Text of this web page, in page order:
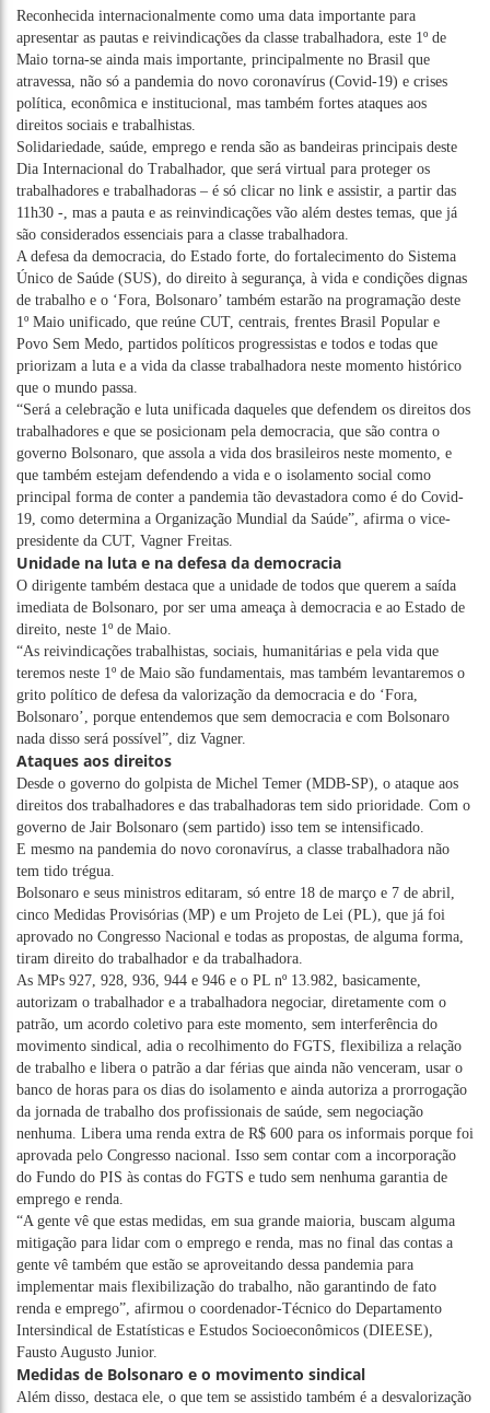
Reconhecida internacionalmente como uma data importante para
apresentar as pautas e reivindicações da classe trabalhadora, este 1º de
Maio torna-se ainda mais importante, principalmente no Brasil que
atravessa, não só a pandemia do novo coronavírus (Covid-19) e crises
política, econômica e institucional, mas também fortes ataques aos
direitos sociais e trabalhistas.
Solidariedade, saúde, emprego e renda são as bandeiras principais deste
Dia Internacional do Trabalhador, que será virtual para proteger os
trabalhadores e trabalhadoras – é só clicar no link e assistir, a partir das
11h30 -, mas a pauta e as reinvindicações vão além destes temas, que já
são considerados essenciais para a classe trabalhadora.
A defesa da democracia, do Estado forte, do fortalecimento do Sistema
Único de Saúde (SUS), do direito à segurança, à vida e condições dignas
de trabalho e o ‘Fora, Bolsonaro’ também estarão na programação deste
1º Maio unificado, que reúne CUT, centrais, frentes Brasil Popular e
Povo Sem Medo, partidos políticos progressistas e todos e todas que
priorizam a luta e a vida da classe trabalhadora neste momento histórico
que o mundo passa.
“Será a celebração e luta unificada daqueles que defendem os direitos dos
trabalhadores e que se posicionam pela democracia, que são contra o
governo Bolsonaro, que assola a vida dos brasileiros neste momento, e
que também estejam defendendo a vida e o isolamento social como
principal forma de conter a pandemia tão devastadora como é do Covid-
19, como determina a Organização Mundial da Saúde”, afirma o vice-
presidente da CUT, Vagner Freitas.
Unidade na luta e na defesa da democracia
O dirigente também destaca que a unidade de todos que querem a saída
imediata de Bolsonaro, por ser uma ameaça à democracia e ao Estado de
direito, neste 1º de Maio.
“As reivindicações trabalhistas, sociais, humanitárias e pela vida que
teremos neste 1º de Maio são fundamentais, mas também levantaremos o
grito político de defesa da valorização da democracia e do ‘Fora,
Bolsonaro’, porque entendemos que sem democracia e com Bolsonaro
nada disso será possível”, diz Vagner.
Ataques aos direitos
Desde o governo do golpista de Michel Temer (MDB-SP), o ataque aos
direitos dos trabalhadores e das trabalhadoras tem sido prioridade. Com o
governo de Jair Bolsonaro (sem partido) isso tem se intensificado.
E mesmo na pandemia do novo coronavírus, a classe trabalhadora não
tem tido trégua.
Bolsonaro e seus ministros editaram, só entre 18 de março e 7 de abril,
cinco Medidas Provisórias (MP) e um Projeto de Lei (PL), que já foi
aprovado no Congresso Nacional e todas as propostas, de alguma forma,
tiram direito do trabalhador e da trabalhadora.
As MPs 927, 928, 936, 944 e 946 e o PL nº 13.982, basicamente,
autorizam o trabalhador e a trabalhadora negociar, diretamente com o
patrão, um acordo coletivo para este momento, sem interferência do
movimento sindical, adia o recolhimento do FGTS, flexibiliza a relação
de trabalho e libera o patrão a dar férias que ainda não venceram, usar o
banco de horas para os dias do isolamento e ainda autoriza a prorrogação
da jornada de trabalho dos profissionais de saúde, sem negociação
nenhuma. Libera uma renda extra de R$ 600 para os informais porque foi
aprovada pelo Congresso nacional. Isso sem contar com a incorporação
do Fundo do PIS às contas do FGTS e tudo sem nenhuma garantia de
emprego e renda.
“A gente vê que estas medidas, em sua grande maioria, buscam alguma
mitigação para lidar com o emprego e renda, mas no final das contas a
gente vê também que estão se aproveitando dessa pandemia para
implementar mais flexibilização do trabalho, não garantindo de fato
renda e emprego”, afirmou o coordenador-Técnico do Departamento
Intersindical de Estatísticas e Estudos Socioeconômicos (DIEESE),
Fausto Augusto Junior.
Medidas de Bolsonaro e o movimento sindical
Além disso, destaca ele, o que tem se assistido também é a desvalorização